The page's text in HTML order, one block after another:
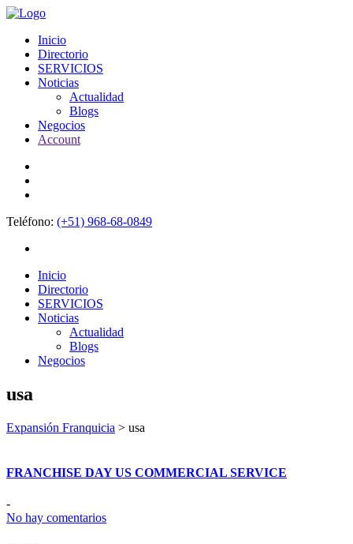
Inicio
Directorio
SERVICIOS
Noticias
Actualidad
Blogs
Negocios
Account
Teléfono: (+51) 968-68-0849
Inicio
Directorio
SERVICIOS
Noticias
Actualidad
Blogs
Negocios
usa
Expansión Franquicia > usa
FRANCHISE DAY US COMMERCIAL SERVICE
-
No hay comentarios